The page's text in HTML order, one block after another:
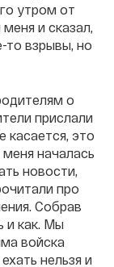
утром от
и сказал,
то взрывы, но
о
прислали
касается, это
началась
новости,
про
Собрав
и как. Мы
войска
нельзя и